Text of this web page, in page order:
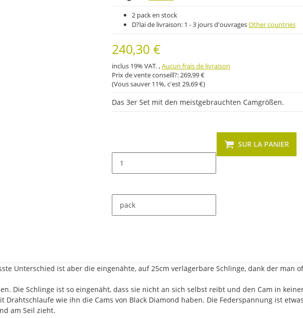
2 pack en stock
D?lai de livraison: 1 - 3 jours d'ouvragesOther countries
240,30 €
inclus 19% VAT. ,Aucun frais de livraison
Prix ​​de vente conseill?: 269,99 €
(Vous sauver 11%, c'est 29,69 €)
Das 3er Set mit den meistgebrauchten Camgrößen.
pack
SUR LA PANIER
Unterschied ist aber die eingenähte, auf 25cm verlägerbare Schlinge, dank der man
Die Schlinge ist so eingenäht, dass sie nicht an sich selbst reibt und den Cam in
wie ihn die Cams von Black Diamond haben. Die Federspannung ist
am Seil zieht.